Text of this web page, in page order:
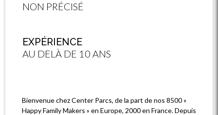
NON PRÉCISÉ
EXPÉRIENCE
AU DELÀ DE 10 ANS
Bienvenue chez Center Parcs, de la part de nos 8500 «
Happy Family Makers » en Europe, 2000 en France. Depuis